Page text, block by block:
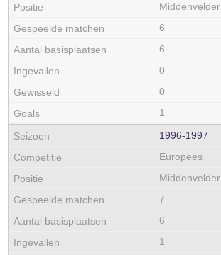
Middenvelder
6
6
0
0
1
1996‑1997
Europees
Middenvelder
7
6
1